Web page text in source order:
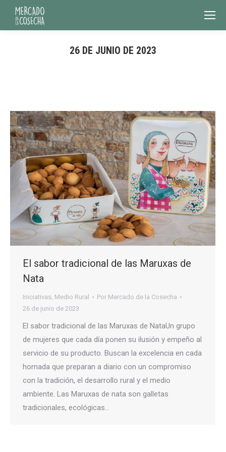
26 DE JUNIO DE 2023
El sabor tradicional de las Maruxas de
Nata
Iniciativas, Medio Rural Por Mercado de la Cosecha
26 de junio de 2023
El sabor tradicional de las Maruxas de NataUn grupo
de mujeres que cada día ponen su ilusión y empeño al
servicio de su producto. Buscan la excelencia en cada
hornada que preparan a diario con un compromiso
con la tradición, el desarrollo rural y el medio
ambiente. Las Maruxas de nata son galletas
tradicionales, ecológicas…